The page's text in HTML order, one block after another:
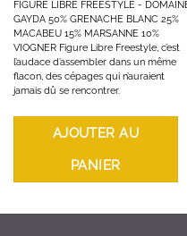
FIGURE LIBRE FREESTYLE -
GAYDA 50% GRENACHE BLANC 25%
MACABEU 15% MARSANNE 10%
VIOGNER Figure Libre Freestyle, c’est
l’audace d’assembler dans un même
flacon, des cépages qui n’auraient
jamais dû se rencontrer.
AJOUTER AU
PANIER